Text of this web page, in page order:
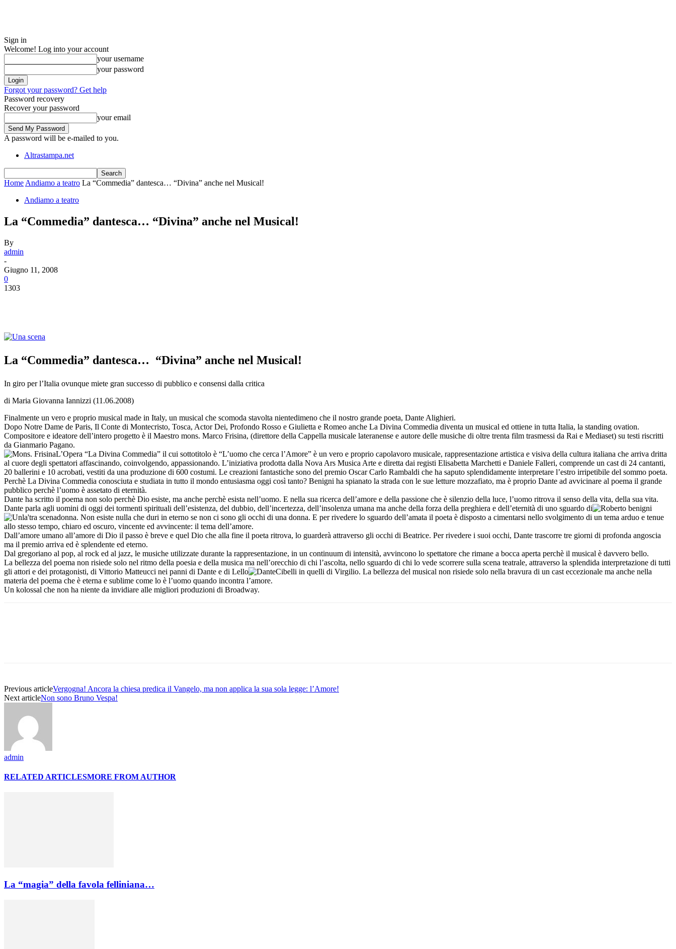
Sign in
Welcome! Log into your account
your username
your password
Forgot your password? Get help
Password recovery
Recover your password
your email
A password will be e-mailed to you.
Altrastampa.net
Home Andiamo a teatro La “Commedia” dantesca… “Divina” anche nel Musical!
Andiamo a teatro
La “Commedia” dantesca… “Divina” anche nel Musical!
By
admin
-
Giugno 11, 2008
0
1303
La “Commedia” dantesca… “Divina” anche nel Musical!
In giro per l’Italia ovunque miete gran successo di pubblico e consensi dalla critica
di Maria Giovanna Iannizzi (11.06.2008)
Finalmente un vero e proprio musical made in Italy, un musical che scomoda stavolta nientedimeno che il nostro grande poeta, Dante Alighieri.
Dopo Notre Dame de Paris, Il Conte di Montecristo, Tosca, Actor Dei, Profondo Rosso e Giulietta e Romeo anche La Divina Commedia diventa un musical ed ottiene in tutta Italia, la standing ovation.
Compositore e ideatore dell’intero progetto è il Maestro mons. Marco Frisina, (direttore della Cappella musicale lateranense e autore delle musiche di oltre trenta film trasmessi da Rai e Mediaset) su testi riscritti
da Gianmario Pagano.
L’Opera “La Divina Commedia” il cui sottotitolo è “L’uomo che cerca l’Amore” è un vero e proprio capolavoro musicale, rappresentazione artistica e visiva della cultura italiana che arriva dritta
al cuore degli spettatori affascinando, coinvolgendo, appassionando. L’iniziativa prodotta dalla Nova Ars Musica Arte e diretta dai registi Elisabetta Marchetti e Daniele Falleri, comprende un cast di 24 cantanti,
20 ballerini e 10 acrobati, vestiti da una produzione di 600 costumi. Le creazioni fantastiche sono del premio Oscar Carlo Rambaldi che ha saputo splendidamente interpretare l’estro irripetibile del sommo poeta.
Perchè La Divina Commedia conosciuta e studiata in tutto il mondo entusiasma oggi così tanto? Benigni ha spianato la strada con le sue letture mozzafiato, ma è proprio Dante ad avvicinare al poema il grande
pubblico perchè l’uomo è assetato di eternità.
Dante ha scritto il poema non solo perchè Dio esiste, ma anche perchè esista nell’uomo. E nella sua ricerca dell’amore e della passione che è silenzio della luce, l’uomo ritrova il senso della vita, della sua vita.
Dante parla agli uomini di oggi dei tormenti spirituali dell’esistenza, del dubbio, dell’incertezza, dell’insolenza umana ma anche della forza della preghiera e dell’eternità di uno sguardo di
donna. Non esiste nulla che duri in eterno se non ci sono gli occhi di una donna. E per rivedere lo sguardo dell’amata il poeta è disposto a cimentarsi nello svolgimento di un tema arduo e tenue
allo stesso tempo, chiaro ed oscuro, vincente ed avvincente: il tema dell’amore.
Dall’amore umano all’amore di Dio il passo è breve e quel Dio che alla fine il poeta ritrova, lo guarderà attraverso gli occhi di Beatrice. Per rivedere i suoi occhi, Dante trascorre tre giorni di profonda angoscia
ma il premio arriva ed è splendente ed eterno.
Dal gregoriano al pop, al rock ed al jazz, le musiche utilizzate durante la rappresentazione, in un continuum di intensità, avvincono lo spettatore che rimane a bocca aperta perchè il musical è davvero bello.
La bellezza del poema non risiede solo nel ritmo della poesia e della musica ma nell’orecchio di chi l’ascolta, nello sguardo di chi lo vede scorrere sulla scena teatrale, attraverso la splendida interpretazione di tutti
gli attori e dei protagonisti, di Vittorio Matteucci nei panni di Dante e di Lello
Cibelli in quelli di Virgilio. La bellezza del musical non risiede solo nella bravura di un cast eccezionale ma anche nella
materia del poema che è eterna e sublime come lo è l’uomo quando incontra l’amore.
Un kolossal che non ha niente da invidiare alle migliori produzioni di Broadway.
Previous articleVergogna! Ancora la chiesa predica il Vangelo, ma non applica la sua sola legge: l’Amore!
Next articleNon sono Bruno Vespa!
admin
RELATED ARTICLESMORE FROM AUTHOR
La “magia” della favola felliniana…